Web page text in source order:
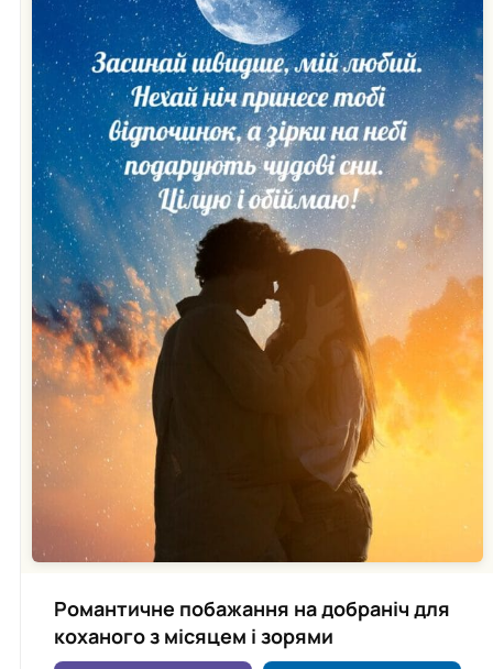
Романтичне побажання на добраніч для
коханого з місяцем і зорями